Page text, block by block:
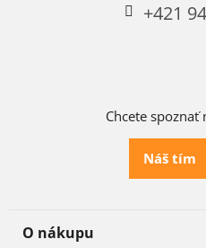
+421
Chcete spoznať
Náš tím
O nákupu